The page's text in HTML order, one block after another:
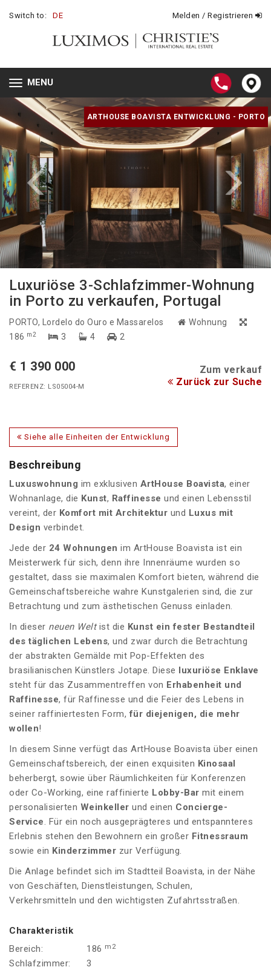
Switch to: DE Melden / Registrieren
Toggle
navigation
MENU
ARTHOUSE BOAVISTA ENTWICKLUNG - PORTO
Luxuriöse 3-Schlafzimmer-Wohnung
in Porto zu verkaufen, Portugal
PORTO, Lordelo do Ouro e Massarelos
Wohnung
186 m2 3 4 2
€ 1 390 000 Zum verkauf
REFERENZ: LS05004-M Zurück zur Suche
Siehe alle Einheiten der Entwicklung
Beschreibung
Luxuswohnung im exklusiven ArtHouse Boavista, einer
Wohnanlage, die Kunst, Raffinesse und einen Lebensstil
vereint, der Komfort mit Architektur und Luxus mit
Design verbindet.
Jede der 24 Wohnungen im ArtHouse Boavista ist ein
Meisterwerk für sich, denn ihre Innenräume wurden so
gestaltet, dass sie maximalen Komfort bieten, während die
Gemeinschaftsbereiche wahre Kunstgalerien sind, die zur
Betrachtung und zum ästhetischen Genuss einladen.
In dieser neuen Weltist die Kunst ein fester Bestandteil
des täglichen Lebens, und zwar durch die Betrachtung
der abstrakten Gemälde mit Pop-Effekten des
brasilianischen Künstlers Jotape. Diese
luxuriöse Enklave
steht für das Zusammentreffen von Erhabenheit und
Raffinesse, für Raffinesse und die Feier des Lebens in
seiner raffiniertesten Form,für diejenigen, die mehr
wollen!
In diesem Sinne verfügt das ArtHouse Boavista über einen
Gemeinschaftsbereich, der einen exquisiten Kinosaal
beherbergt, sowie über Räumlichkeiten für Konferenzen
oder Co-Working, eine raffinierte Lobby-Bar mit einem
personalisierten Weinkeller und einen Concierge-
Service. Für ein noch ausgeprägteres und entspannteres
Erlebnis stehen den Bewohnern ein großer Fitnessraum
sowie ein Kinderzimmer zur Verfügung.
Die Anlage befindet sich im Stadtteil Boavista, in der Nähe
von Geschäften, Dienstleistungen, Schulen,
Verkehrsmitteln und den wichtigsten Zufahrtsstraßen.
Charakteristik
Bereich:
186 m2
Schlafzimmer:
3